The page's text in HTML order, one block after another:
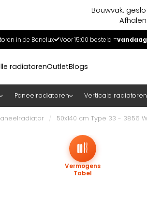
Bouwvak:
in de Benelux Voor 15:00 besteld =
radiatorenOutletBlogs
Paneelradiatoren Verticale radiatoren
/ 50x140 cm Type 33 - 3856
Vermogens
Tabel